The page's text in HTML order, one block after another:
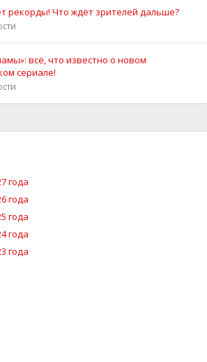
рекорды! Что ждёт зрителей дальше?
всё, что известно о новом
сериале!
года
года
года
года
года